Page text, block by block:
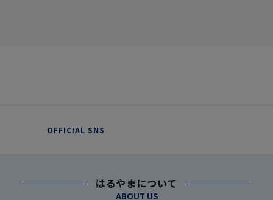
OFFICIAL SNS
はるやまについて
ABOUT US